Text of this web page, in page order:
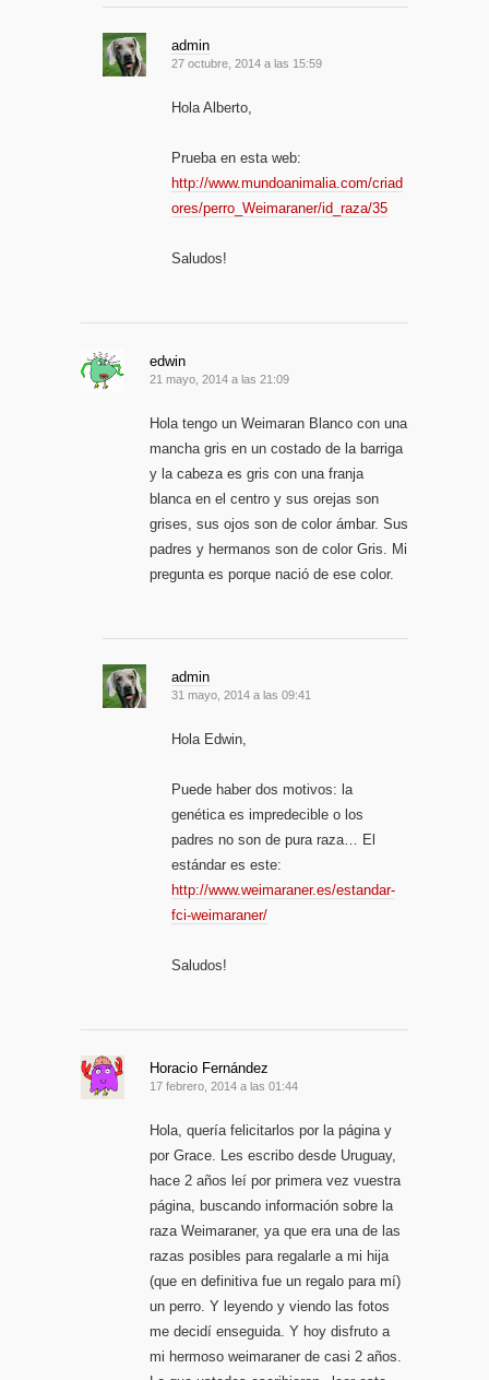
admin
27 octubre, 2014 a las 15:59
Hola Alberto,
Prueba en esta web:
http://www.mundoanimalia.com/criad
ores/perro_Weimaraner/id_raza/35
Saludos!
edwin
21 mayo, 2014 a las 21:09
Hola tengo un Weimaran Blanco con una
mancha gris en un costado de la barriga
y la cabeza es gris con una franja
blanca en el centro y sus orejas son
grises, sus ojos son de color ámbar. Sus
padres y hermanos son de color Gris. Mi
pregunta es porque nació de ese color.
admin
31 mayo, 2014 a las 09:41
Hola Edwin,
Puede haber dos motivos: la
genética es impredecible o los
padres no son de pura raza… El
estándar es este:
http://www.weimaraner.es/estandar-
fci-weimaraner/
Saludos!
Horacio Fernández
17 febrero, 2014 a las 01:44
Hola, quería felicitarlos por la página y
por Grace. Les escribo desde Uruguay,
hace 2 años leí por primera vez vuestra
página, buscando información sobre la
raza Weimaraner, ya que era una de las
razas posibles para regalarle a mi hija
(que en definitiva fue un regalo para mí)
un perro. Y leyendo y viendo las fotos
me decidí enseguida. Y hoy disfruto a
mi hermoso weimaraner de casi 2 años.